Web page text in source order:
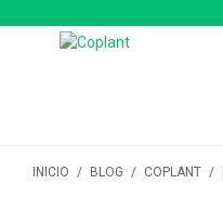
INICIO / BLOG / COPLANT /